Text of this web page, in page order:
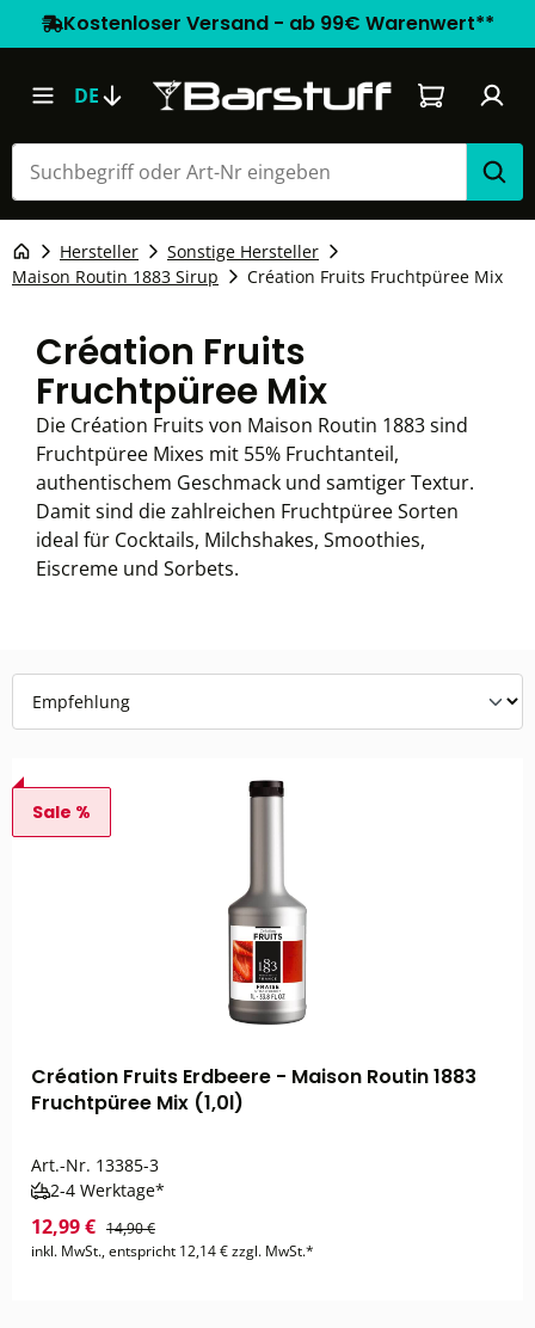
Kostenloser Versand - ab 99€ Warenwert**
DE Warenkorb
Hersteller
Sonstige Hersteller
Maison Routin 1883 Sirup
Création Fruits Fruchtpüree Mix
Création Fruits
Fruchtpüree Mix
Die Création Fruits von Maison Routin 1883 sind
Fruchtpüree Mixes mit 55% Fruchtanteil,
authentischem Geschmack und samtiger Textur.
Damit sind die zahlreichen Fruchtpüree Sorten
ideal für Cocktails, Milchshakes, Smoothies,
Eiscreme und Sorbets.
Sale %
Création Fruits Erdbeere - Maison Routin 1883
Fruchtpüree Mix (1,0l)
Art.-Nr. 13385-3
2-4 Werktage*
12,99 € 14,90 €
inkl. MwSt., entspricht 12,14 € zzgl. MwSt.*